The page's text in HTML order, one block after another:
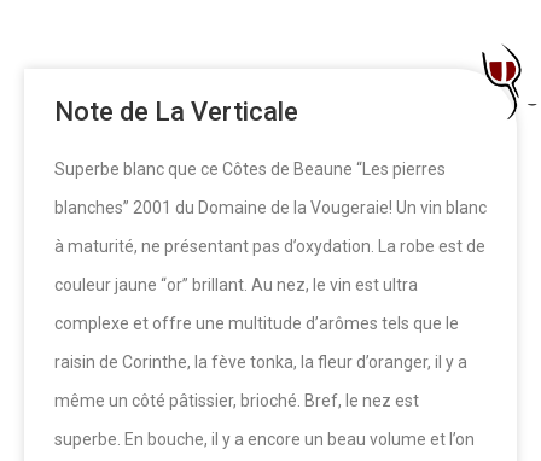
Note de La Verticale
Superbe blanc que ce Côtes de Beaune “Les pierres
blanches” 2001 du Domaine de la Vougeraie! Un vin blanc
à maturité, ne présentant pas d’oxydation. La robe est de
couleur jaune “or” brillant. Au nez, le vin est ultra
complexe et offre une multitude d’arômes tels que le
raisin de Corinthe, la fève tonka, la fleur d’oranger, il y a
même un côté pâtissier, brioché. Bref, le nez est
superbe. En bouche, il y a encore un beau volume et l’on